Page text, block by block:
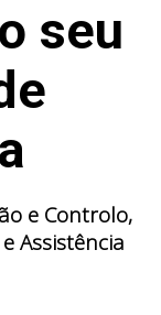
seu
e Controlo,
Assistência